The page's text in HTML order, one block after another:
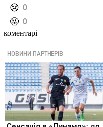
️😢 0
️🤬 0
коментарі